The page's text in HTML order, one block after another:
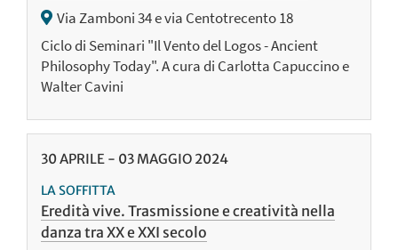
Via Zamboni 34 e via Centotrecento 18
Ciclo di Seminari "Il Vento del Logos - Ancient
Philosophy Today". A cura di Carlotta Capuccino e
Walter Cavini
30APRILE - 03 MAGGIO 2024
LA SOFFITTA
Eredità vive. Trasmissione e creatività nella
danza tra XX e XXI secolo